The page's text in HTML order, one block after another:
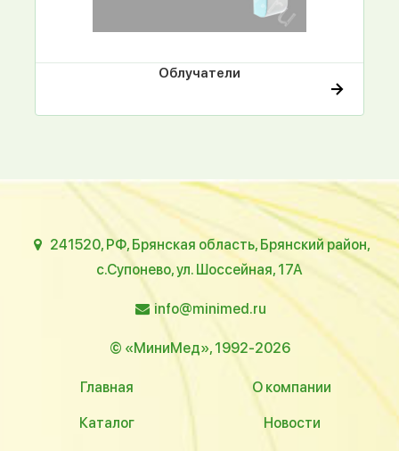
Облучатели
241520, РФ, Брянская область, Брянский район,
с.Супонево, ул. Шоссейная, 17А
info@minimed.ru
© «МиниМед», 1992-2026
Главная О компании
Каталог Новости